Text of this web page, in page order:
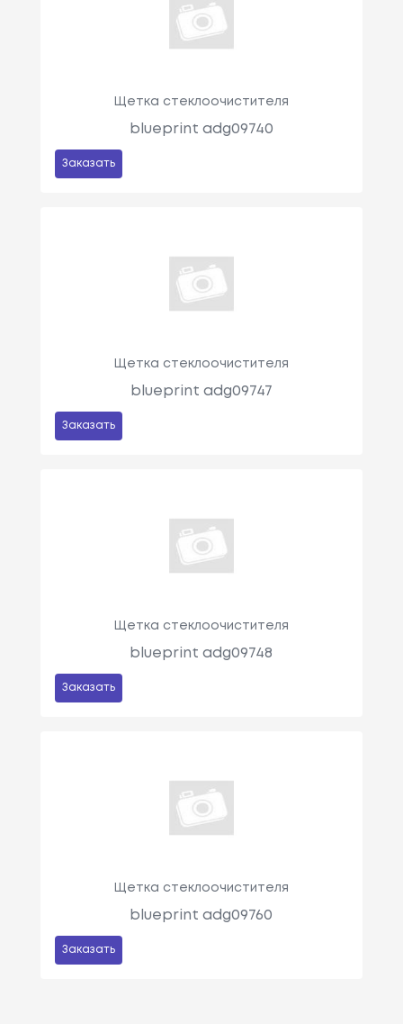
Щетка стеклоочистителя
blueprint adg09740
Заказать
Щетка стеклоочистителя
blueprint adg09747
Заказать
Щетка стеклоочистителя
blueprint adg09748
Заказать
Щетка стеклоочистителя
blueprint adg09760
Заказать